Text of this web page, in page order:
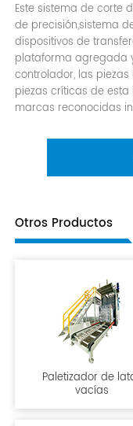
Este sistema de corte
de precisión,sistema
dispositivos de
plataforma agregada
controlador, las
piezas críticas de
marcas reconocidas
Otros Productos
Paletizador de
vacías